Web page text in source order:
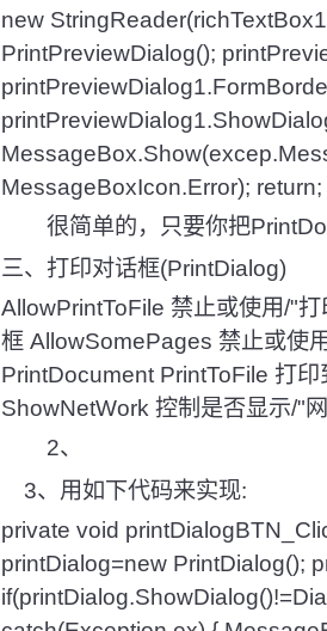
new
PrintPreviewDialog();
MessageBoxIcon.Error); return;
很简单的，只要你把
三、打印对话框(PrintDialog)
AllowPrintToFile 禁止或使用/"
框 AllowSomePages 禁止或使
PrintDocument PrintToFile 打
ShowNetWork 控制是否显示/"
2、
3、用如下代码来实现:
private void
printDialog=new PrintDialog();